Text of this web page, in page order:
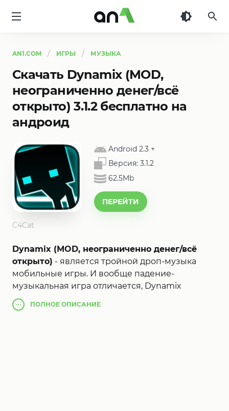
AN1.COM ИГРЫ МУЗЫКА
Скачать Dynamix (MOD,
неограниченно денег/всё
открыто) 3.1.2 бесплатно на
андроид
Android 2.3 +
Версия: 3.1.2
62.5Mb
ПЕРЕЙТИ
C4Cat
Dynamix (MOD, неограниченно денег/всё
открыто) - является тройной дроп-музыка
мобильные игры. И вообще падение-
музыкальная игра отличается, Dynamix
делится на три региона местонахождении
направлениях влево, вправо, каждый регион в
ПОЛНОЕ ОПИСАНИЕ